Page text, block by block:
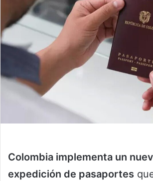
Colombia implementa un
expedición de pasaportes